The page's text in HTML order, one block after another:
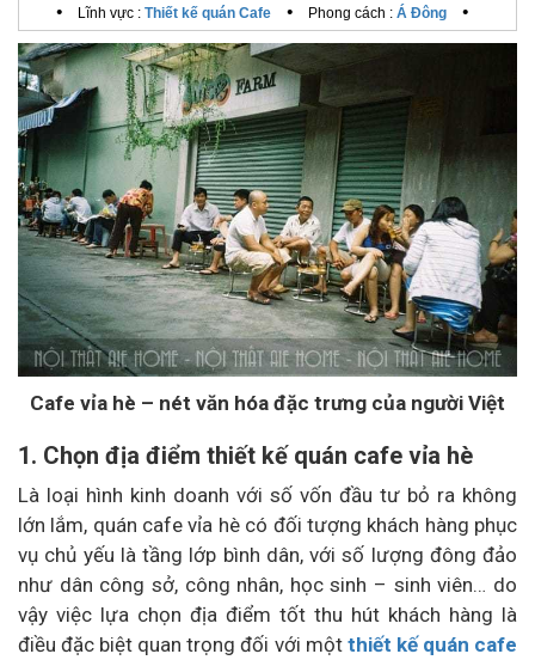
• Lĩnh vực : Thiết kế quán Cafe • Phong cách : Á Đông •
Cafe vỉa hè – nét văn hóa đặc trưng của người Việt
1. Chọn địa điểm thiết kế quán cafe vỉa hè
Là loại hình kinh doanh với số vốn đầu tư bỏ ra không
lớn lắm, quán cafe vỉa hè có đối tượng khách hàng phục
vụ chủ yếu là tầng lớp bình dân, với số lượng đông đảo
như dân công sở, công nhân, học sinh – sinh viên… do
vậy việc lựa chọn địa điểm tốt thu hút khách hàng là
điều đặc biệt quan trọng đối với một thiết kế quán cafe